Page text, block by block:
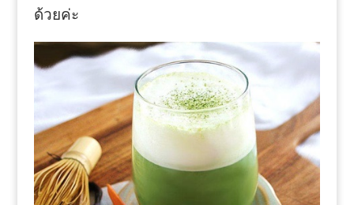
ด้วยค่ะ